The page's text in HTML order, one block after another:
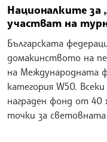
Националките за
участват на
Българската
домакинството на
на Международната
категория W50.
награден фонд от 40
точки за